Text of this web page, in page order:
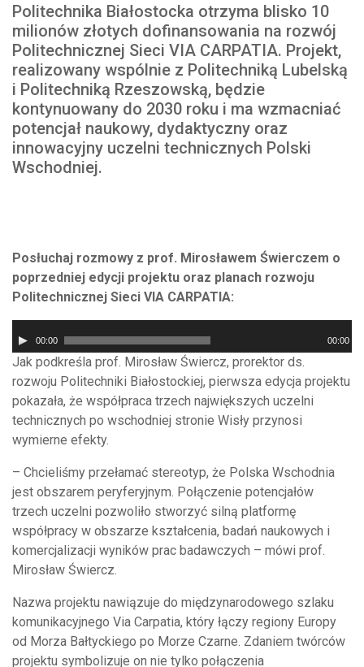
Politechnika Białostocka otrzyma blisko 10
milionów złotych dofinansowania na rozwój
Politechnicznej Sieci VIA CARPATIA. Projekt,
realizowany wspólnie z Politechniką Lubelską
i Politechniką Rzeszowską, będzie
kontynuowany do 2030 roku i ma wzmacniać
potencjał naukowy, dydaktyczny oraz
innowacyjny uczelni technicznych Polski
Wschodniej.
Posłuchaj rozmowy z prof. Mirosławem Świerczem o
poprzedniej edycji projektu oraz planach rozwoju
Politechnicznej Sieci VIA CARPATIA:
plików
dźwiękowych
00:00 00:00
Jak podkreśla prof. Mirosław Świercz, prorektor ds.
rozwoju Politechniki Białostockiej, pierwsza edycja projektu
pokazała, że współpraca trzech największych uczelni
technicznych po wschodniej stronie Wisły przynosi
wymierne efekty.
– Chcieliśmy przełamać stereotyp, że Polska Wschodnia
jest obszarem peryferyjnym. Połączenie potencjałów
trzech uczelni pozwoliło stworzyć silną platformę
współpracy w obszarze kształcenia, badań naukowych i
komercjalizacji wyników prac badawczych – mówi prof.
Mirosław Świercz.
Nazwa projektu nawiązuje do międzynarodowego szlaku
komunikacyjnego Via Carpatia, który łączy regiony Europy
od Morza Bałtyckiego po Morze Czarne. Zdaniem twórców
projektu symbolizuje on nie tylko połączenia